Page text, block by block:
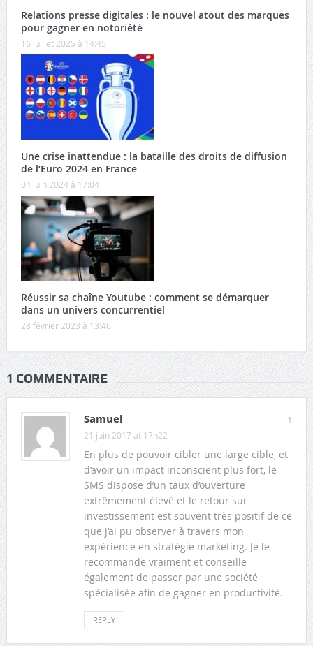
Relations presse digitales : le nouvel atout des marques
pour gagner en notoriété
16 juillet 2025 à 14:45
Une crise inattendue : la bataille des droits de diffusion
de l’Euro 2024 en France
04 juin 2024 à 17:04
Réussir sa chaîne Youtube : comment se démarquer
dans un univers concurrentiel
28 février 2023 à 13:46
1 COMMENTAIRE
1
Samuel
21 juin 2017 at 17h22
En plus de pouvoir cibler une large cible, et
d’avoir un impact inconscient plus fort, le
SMS dispose d’un taux d’ouverture
extrêmement élevé et le retour sur
investissement est souvent très positif de ce
que j’ai pu observer à travers mon
expérience en stratégie marketing. Je le
recommande vraiment et conseille
également de passer par une société
spécialisée afin de gagner en productivité.
REPLY